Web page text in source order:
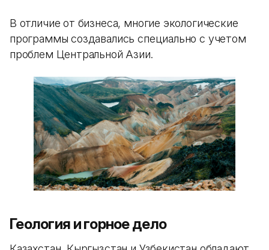
В отличие от бизнеса, многие экологические
программы создавались специально с учетом
проблем Центральной Азии.
Геология и горное дело